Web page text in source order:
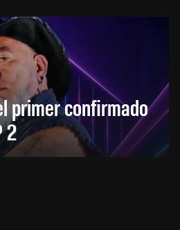
primer confirmado
2